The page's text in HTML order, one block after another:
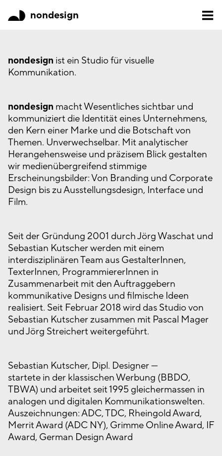
nondesign
nondesign ist ein Studio für visuelle
Kommunikation.
nondesign macht Wesentliches sichtbar und
kommuniziert die Identität eines Unternehmens,
den Kern einer Marke und die Botschaft von
Themen. Unverwechselbar. Mit analytischer
Herangehensweise und präzisem Blick gestalten
wir medienübergreifend stimmige
Erscheinungsbilder: Von Branding und Corporate
Design bis zu Ausstellungsdesign, Interface und
Film.
Seit der Gründung 2001 durch Jörg Waschat und
Sebastian Kutscher werden mit einem
interdisziplinären Team aus GestalterInnen,
TexterInnen, ProgrammiererInnen in
Zusammenarbeit mit den Auftraggebern
kommunikative Designs und filmische Ideen
realisiert. Seit Februar 2018 wird das Studio von
Sebastian Kutscher zusammen mit Pascal Mager
und Jörg Streichert weitergeführt.
Sebastian Kutscher, Dipl. Designer —
startete in der klassischen Werbung (BBDO,
TBWA) und arbeitet seit 1995 gleichermassen in
analogen und digitalen Kommunikationswelten.
Auszeichnungen: ADC, TDC, Rheingold Award,
Merrit Award (ADC NY), Grimme Online Award, IF
Award, German Design Award